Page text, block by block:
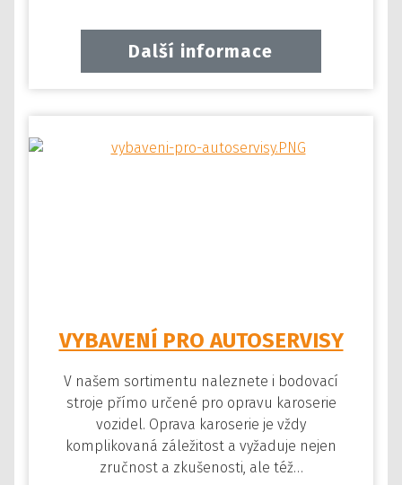
Další informace
VYBAVENÍ PRO AUTOSERVISY
V našem sortimentu naleznete i bodovací
stroje přímo určené pro opravu karoserie
vozidel. Oprava karoserie je vždy
komplikovaná záležitost a vyžaduje nejen
zručnost a zkušenosti, ale též…